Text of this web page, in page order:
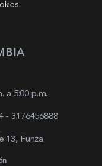
a 5:00 p.m.
- 3176456888
13, Funza